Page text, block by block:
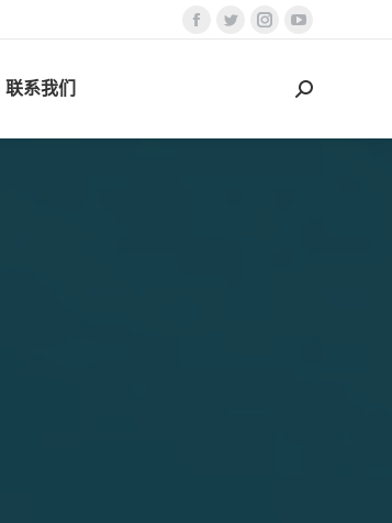
Facebook
TwitterInstagram
在
联系我们
搜